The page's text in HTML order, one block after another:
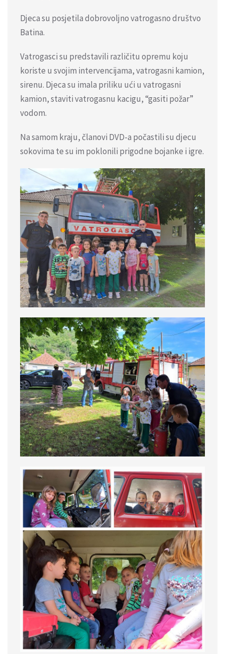
Djeca su posjetila dobrovoljno vatrogasno društvo
Batina.
Vatrogasci su predstavili različitu opremu koju
koriste u svojim intervencijama, vatrogasni kamion,
sirenu. Djeca su imala priliku ući u vatrogasni
kamion, staviti vatrogasnu kacigu, “gasiti požar”
vodom.
Na samom kraju, članovi DVD-a počastili su djecu
sokovima te su im poklonili prigodne bojanke i igre.